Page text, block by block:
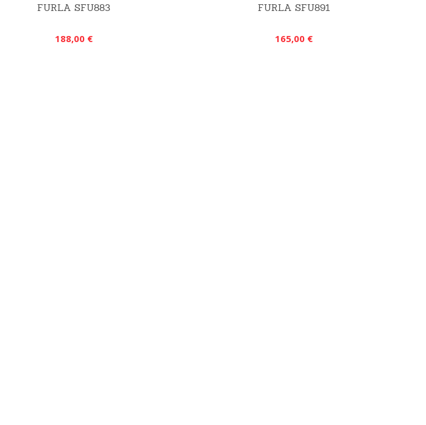
FURLA SFU883
188,00 €
FURLA SFU891
165,00 €